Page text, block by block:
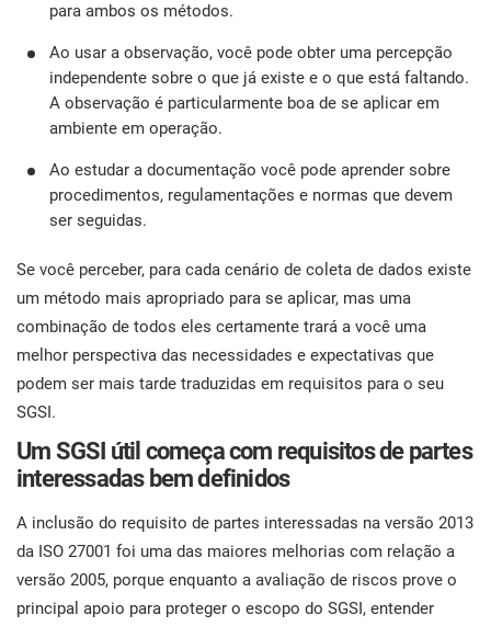
para ambos os métodos.
Ao usar a observação, você pode obter uma percepção
independente sobre o que já existe e o que está faltando.
A observação é particularmente boa de se aplicar em
ambiente em operação.
Ao estudar a documentação você pode aprender sobre
procedimentos, regulamentações e normas que devem
ser seguidas.
Se você perceber, para cada cenário de coleta de dados existe
um método mais apropriado para se aplicar, mas uma
combinação de todos eles certamente trará a você uma
melhor perspectiva das necessidades e expectativas que
podem ser mais tarde traduzidas em requisitos para o seu
SGSI.
Um SGSI útil começa com requisitos de partes
interessadas bem definidos
A inclusão do requisito de partes interessadas na versão 2013
da ISO 27001 foi uma das maiores melhorias com relação a
versão 2005, porque enquanto a avaliação de riscos prove o
principal apoio para proteger o escopo do SGSI, entender